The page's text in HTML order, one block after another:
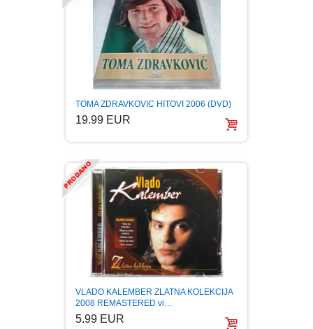
POPULARNA PSIHOLOGIJA
PRIČE
PUBLICISTIKA
STRIP
TEORIJE ZAVERE
TINEJDŽ
TRILERI
UMETNOST
TOMA ZDRAVKOVIC HITOVI 2006 (DVD)
19.99 EUR
VLADO KALEMBER ZLATNA KOLEKCIJA
2008 REMASTERED vi…
5.99 EUR